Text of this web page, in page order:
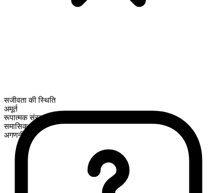
सजीवता की स्थिति
अमूर्त
रूपात्मक संरचना
समासिक
अगणनीय